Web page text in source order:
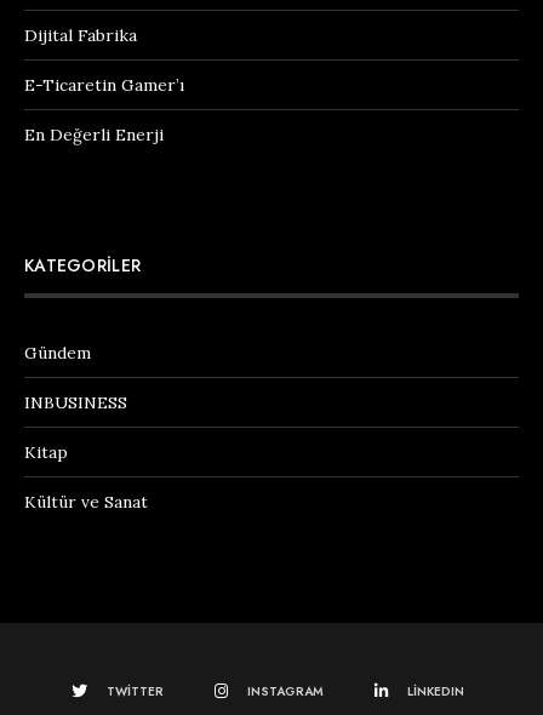
Dijital Fabrika
E-Ticaretin Gamer’ı
En Değerli Enerji
KATEGORILER
Gündem
INBUSINESS
Kitap
Kültür ve Sanat
TWITTER INSTAGRAM LINKEDIN